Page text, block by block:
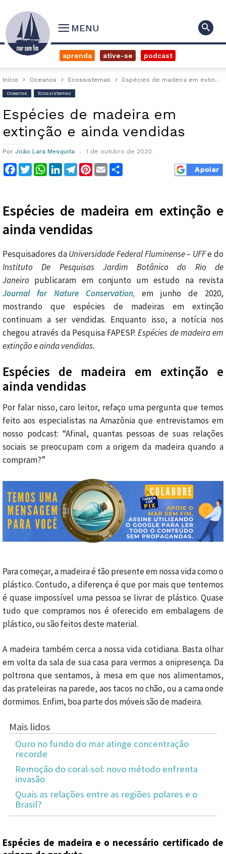
MENU
aprenda ative-se podcast
Início Oceanos Ecossistemas Espécies de madeira em extinção e ainda vendidas
Oceanos Ecossistemas
Espécies de madeira em
extinção e ainda vendidas
Por João Lara Mesquita 1 de outubro de 2020
Facebook
TwitterWhatsApp
LinkedInTelegram
Pinterest
Email
Espécies de madeira em extinção e
ainda vendidas
Pesquisadores daUniversidade Federal Fluminense– UFFe do
Instituto De Pesquisas Jardim Botânico do Rio de
Janeiro publicaram em conjunto um estudo na revista
Journal for Nature Conservation,em junho de 2020,
mostrando que espécies de madeiras em extinção
continuam a ser vendidas. Enquanto isso, a notícia nos
chegou através da Pesquisa FAPESP.Espécies de madeira em
extinção e ainda vendidas.
Espécies de madeira em extinção e
ainda vendidas
Por falar nisso, caro leitor, refaço uma pergunta que temos
feito aos especialistas na Amazônia que entrevistamos em
nosso podcast: “Afinal, quantas pessoas de suas relações
sociais se preocupam com a origem da madeira quando a
compram?”
Para começar, a madeira é tão presente em nossa vida como o
plástico. Contudo, a diferença é que por mais que tentemos
é quase impossível uma pessoa se livrar de plástico. Quase
tudo que compramos nos é oferecido em embalagens de
plástico, ou são feitos deste material.
A madeira também cerca a nossa vida cotidiana. Basta olhar
em volta da sala de sua casa para vermos a onipresença. Da
poltrona que sentamos, à mesa em que nos alimentamos,
das prateleiras na parede, aos tacos no chão, ou a cama onde
dormimos. Enfim, boa parte dos móveis são de madeira.
Mais lidos
Ouro no fundo do mar atinge concentração
recorde
Remoção do coral-sol: novo método enfrenta
invasão
Quais as relações entre as regiões polares e o
Brasil?
Espécies de madeira e o necessário certificado de